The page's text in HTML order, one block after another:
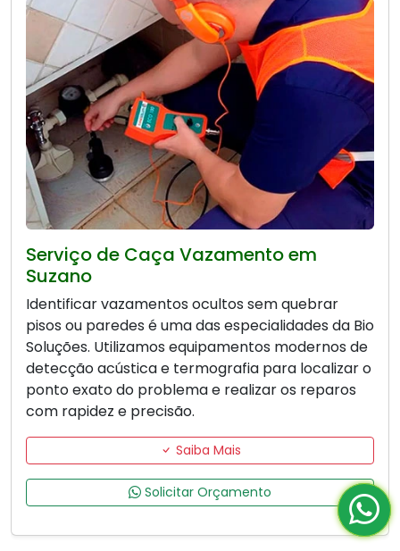
Serviço de Caça Vazamento em
Suzano
Identificar vazamentos ocultos sem quebrar
pisos ou paredes é uma das especialidades da Bio
Soluções. Utilizamos equipamentos modernos de
detecção acústica e termografia para localizar o
ponto exato do problema e realizar os reparos
com rapidez e precisão.
Saiba Mais
Solicitar Orçamento